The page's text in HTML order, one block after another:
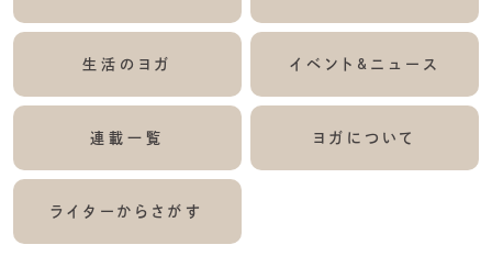
生活のヨガ イベント&ニュース
連載一覧 ヨガについて
ライターからさがす